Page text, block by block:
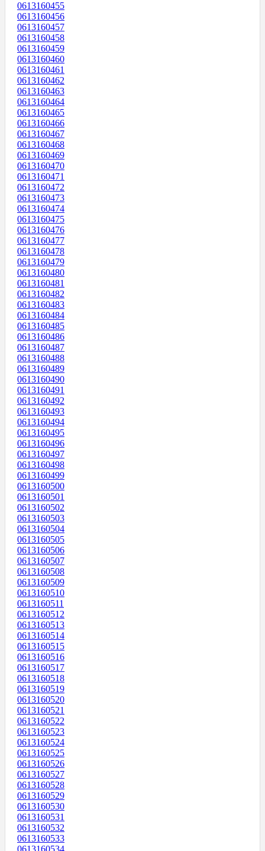
0613160455
0613160456
0613160457
0613160458
0613160459
0613160460
0613160461
0613160462
0613160463
0613160464
0613160465
0613160466
0613160467
0613160468
0613160469
0613160470
0613160471
0613160472
0613160473
0613160474
0613160475
0613160476
0613160477
0613160478
0613160479
0613160480
0613160481
0613160482
0613160483
0613160484
0613160485
0613160486
0613160487
0613160488
0613160489
0613160490
0613160491
0613160492
0613160493
0613160494
0613160495
0613160496
0613160497
0613160498
0613160499
0613160500
0613160501
0613160502
0613160503
0613160504
0613160505
0613160506
0613160507
0613160508
0613160509
0613160510
0613160511
0613160512
0613160513
0613160514
0613160515
0613160516
0613160517
0613160518
0613160519
0613160520
0613160521
0613160522
0613160523
0613160524
0613160525
0613160526
0613160527
0613160528
0613160529
0613160530
0613160531
0613160532
0613160533
0613160534